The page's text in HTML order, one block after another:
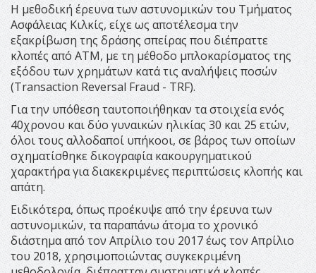
Η μεθοδική έρευνα των αστυνομικών του Τμήματος
Ασφάλειας Κιλκίς, είχε ως αποτέλεσμα την
εξακρίβωση της δράσης σπείρας που διέπραττε
κλοπές από ΑΤΜ, με τη μέθοδο μπλοκαρίσματος της
εξόδου των χρημάτων κατά τις αναλήψεις ποσών
(Transaction Reversal Fraud - TRF).
Για την υπόθεση ταυτοποιήθηκαν τα στοιχεία ενός
40χρονου και δύο γυναικών ηλικίας 30 και 25 ετών,
όλοι τους αλλοδαποί υπήκοοι, σε βάρος των οποίων
σχηματίσθηκε δικογραφία κακουργηματικού
χαρακτήρα για διακεκριμένες περιπτώσεις κλοπής και
απάτη.
Ειδικότερα, όπως προέκυψε από την έρευνα των
αστυνομικών, τα παραπάνω άτομα το χρονικό
διάστημα από τον Απρίλιο του 2017 έως τον Απρίλιο
του 2018, χρησιμοποιώντας συγκεκριμένη